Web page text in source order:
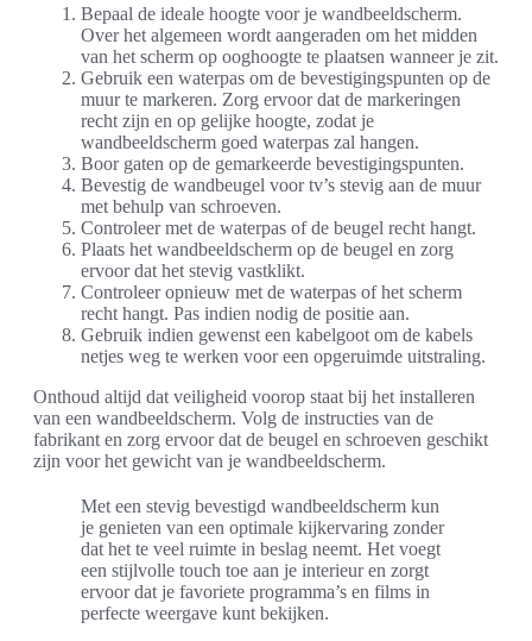
Bepaal de ideale hoogte voor je wandbeeldscherm.
Over het algemeen wordt aangeraden om het midden
van het scherm op ooghoogte te plaatsen wanneer je zit.
Gebruik een waterpas om de bevestigingspunten op de
muur te markeren. Zorg ervoor dat de markeringen
recht zijn en op gelijke hoogte, zodat je
wandbeeldscherm goed waterpas zal hangen.
Boor gaten op de gemarkeerde bevestigingspunten.
Bevestig de wandbeugel voor tv’s stevig aan de muur
met behulp van schroeven.
Controleer met de waterpas of de beugel recht hangt.
Plaats het wandbeeldscherm op de beugel en zorg
ervoor dat het stevig vastklikt.
Controleer opnieuw met de waterpas of het scherm
recht hangt. Pas indien nodig de positie aan.
Gebruik indien gewenst een kabelgoot om de kabels
netjes weg te werken voor een opgeruimde uitstraling.
Onthoud altijd dat veiligheid voorop staat bij het installeren
van een wandbeeldscherm. Volg de instructies van de
fabrikant en zorg ervoor dat de beugel en schroeven geschikt
zijn voor het gewicht van je wandbeeldscherm.
Met een stevig bevestigd wandbeeldscherm kun
je genieten van een optimale kijkervaring zonder
dat het te veel ruimte in beslag neemt. Het voegt
een stijlvolle touch toe aan je interieur en zorgt
ervoor dat je favoriete programma’s en films in
perfecte weergave kunt bekijken.